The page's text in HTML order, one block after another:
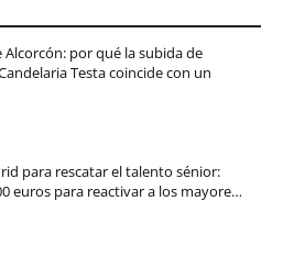
Alcorcón: por qué la subida de
Testa coincide con un
para rescatar el talento sénior:
euros para reactivar a los mayore…